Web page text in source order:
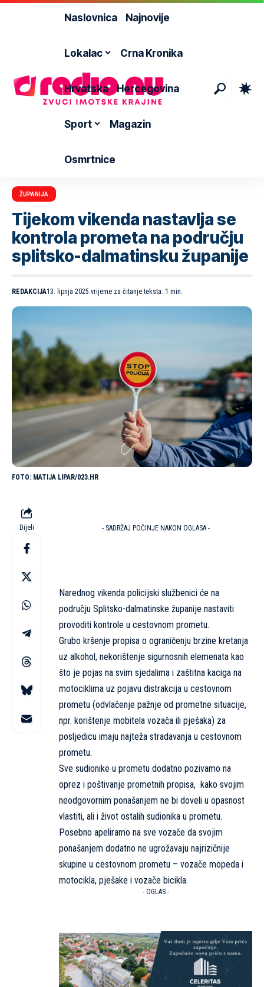
Naslovnica Najnovije
Lokalac Crna Kronika
Hrvatska Hercegovina
Sport Magazin
Osmrtnice
ŽUPANIJA
​Tijekom vikenda nastavlja se
kontrola prometa na području
splitsko-dalmatinsku županije
REDAKCIJA13. lipnja 2025.vrijeme za čitanje teksta: 1 min.
MATIJA LIPAR/023.HR
Dijeli - SADRŽAJ POČINJE NAKON OGLASA -
Narednog vikenda policijski službenici će na
području Splitsko-dalmatinske županije nastaviti
provoditi kontrole u cestovnom prometu.
Grubo kršenje propisa o ograničenju brzine kretanja
uz alkohol, nekorištenje sigurnosnih elemenata kao
što je pojas na svim sjedalima i zaštitna kaciga na
motociklima uz pojavu distrakcija u cestovnom
prometu (odvlačenje pažnje od prometne situacije,
npr. korištenje mobitela vozača ili pješaka) za
posljedicu imaju najteža stradavanja u cestovnom
prometu.
Sve sudionike u prometu dodatno pozivamo na
oprez i poštivanje prometnih propisa, kako svojim
neodgovornim ponašanjem ne bi doveli u opasnost
vlastiti, ali i život ostalih sudionika u prometu.
Posebno apeliramo na sve vozače da svojim
ponašanjem dodatno ne ugrožavaju najrizičnije
skupine u cestovnom prometu – vozače mopeda i
motocikla, pješake i vozače bicikla.
- OGLAS -